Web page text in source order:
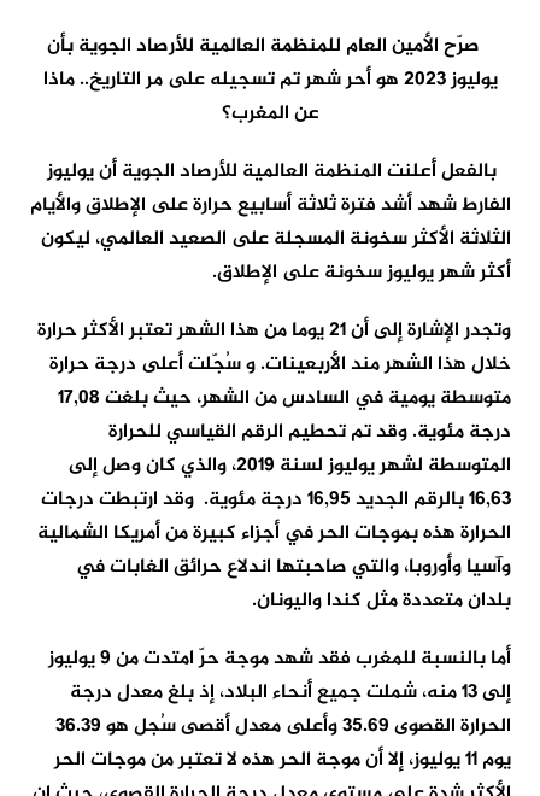
صرّح الأمين العام للمنظمة العالمية للأرصاد الجوية بأن
يوليوز 2023 هو أحر شهر تم تسجيله على مر التاريخ.. ماذا
عن المغرب؟
بالفعل أعلنت المنظمة العالمية للأرصاد الجوية أن يوليوز
الفارط شهد أشد فترة ثلاثة أسابيع حرارة على الإطلاق والأيام
الثلاثة الأكثر سخونة المسجلة على الصعيد العالمي، ليكون
أكثر شهر يوليوز سخونة على الإطلاق.
وتجدر الإشارة إلى أن 21 يوما من هذا الشهر تعتبر الأكثر حرارة
خلال هذا الشهر مند الأربعينات. و سُجّلت أعلى درجة حرارة
متوسطة يومية في السادس من الشهر، حيث بلغت 17,08
درجة مئوية. وقد تم تحطيم الرقم القياسي للحرارة
المتوسطة لشهر يوليوز لسنة 2019، والذي كان وصل إلى
16,63 بالرقم الجديد 16,95 درجة مئوية. وقد ارتبطت درجات
الحرارة هذه بموجات الحر في أجزاء كبيرة من أمريكا الشمالية
وآسيا وأوروبا، والتي صاحبتها اندلاع حرائق الغابات في
بلدان متعددة مثل كندا واليونان.
أما بالنسبة للمغرب فقد شهد موجة حرّ امتدت من 9 يوليوز
إلى 13 منه، شملت جميع أنحاء البلاد، إذ بلغ معدل درجة
الحرارة القصوى 35.69 وأعلى معدل أقصى سُجل هو 36.39
يوم 11 يوليوز، إلا أن موجة الحر هذه لا تعتبر من موجات الحر